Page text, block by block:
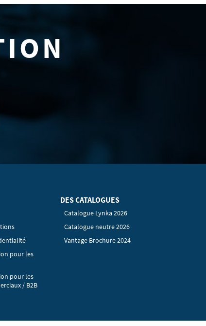
pour les
pour les
/ B2B
DES CATALOGUES
Catalogue Lynka 2026
Catalogue neutre 2026
Vantage Brochure 2024